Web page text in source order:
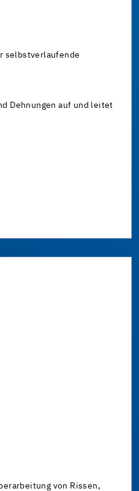
selbstverlaufende
Dehnungen auf und leitet
von Rissen,